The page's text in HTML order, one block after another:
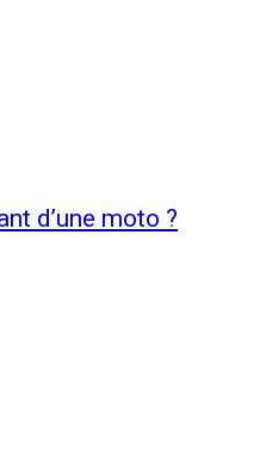
d’une moto ?